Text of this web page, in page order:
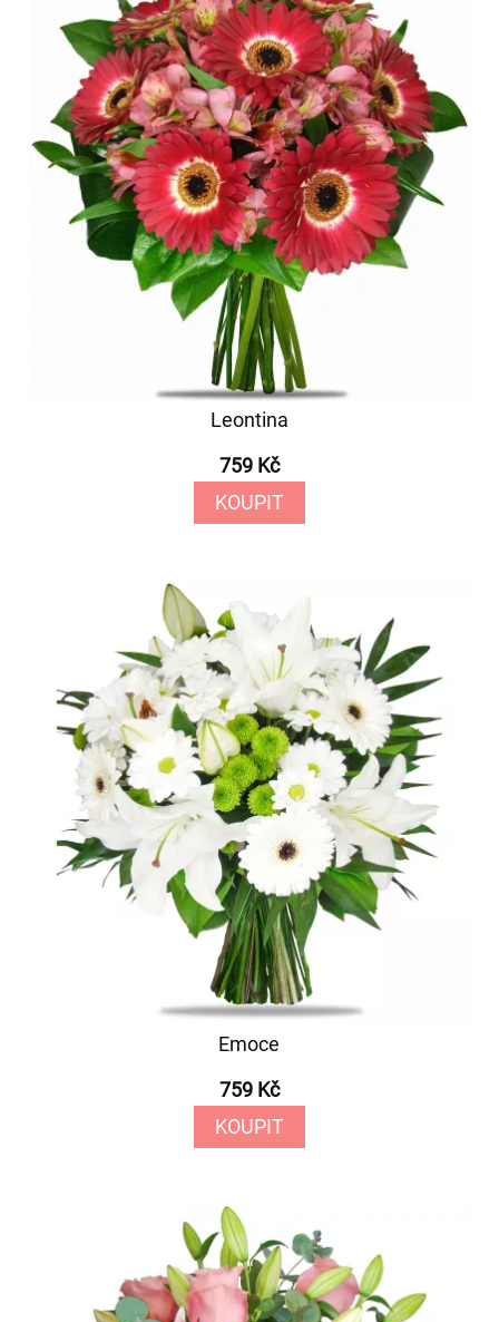
Leontina
759 Kč
KOUPIT
Emoce
759 Kč
KOUPIT